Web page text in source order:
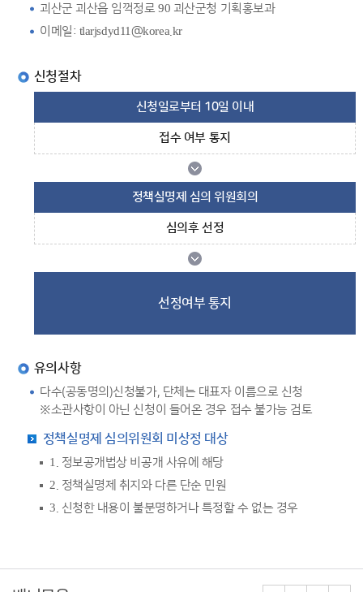
괴산군 괴산읍 임꺽정로 90 괴산군청 기획홍보과
이메일: tlarjsdyd11@korea.kr
신청절차
신청일로부터 10일 이내
접수 여부 통지
정책실명제 심의 위원회의
심의후 선정
선정여부 통지
유의사항
다수(공동명의)신청불가, 단체는 대표자 이름으로 신청
※소관사항이 아닌 신청이 들어온 경우 접수 불가능 검토
정책실명제 심의위원회 미상정 대상
1. 정보공개법상 비공개 사유에 해당
2. 정책실명제 취지와 다른 단순 민원
3. 신청한 내용이 불분명하거나 특정할 수 없는 경우